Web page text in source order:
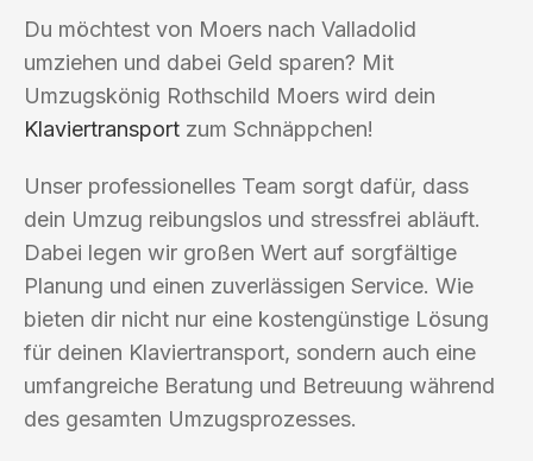
Du möchtest von Moers nach Valladolid
umziehen und dabei Geld sparen? Mit
Umzugskönig Rothschild Moers wird dein
Klaviertransport zum Schnäppchen!
Unser professionelles Team sorgt dafür, dass
dein Umzug reibungslos und stressfrei abläuft.
Dabei legen wir großen Wert auf sorgfältige
Planung und einen zuverlässigen Service. Wie
bieten dir nicht nur eine kostengünstige Lösung
für deinen Klaviertransport, sondern auch eine
umfangreiche Beratung und Betreuung während
des gesamten Umzugsprozesses.